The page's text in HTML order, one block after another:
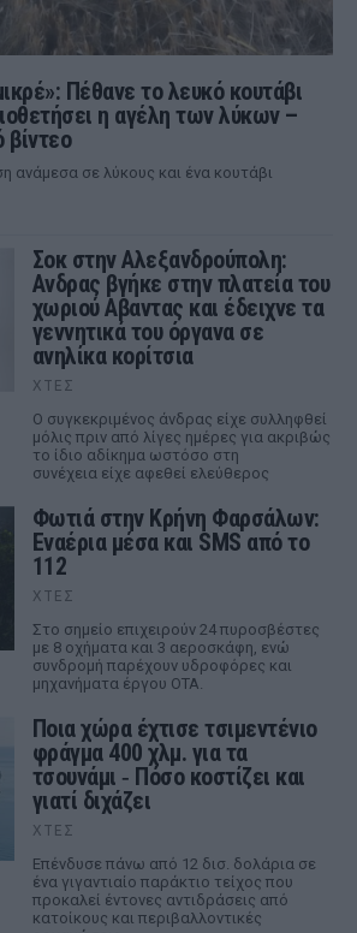
Πέθανε το λευκό κουτάβι
η αγέλη των λύκων –
βίντεο
ανάμεσα σε λύκους και ένα κουτάβι
Σοκ στην Αλεξανδρούπολη:
Ανδρας βγήκε στην πλατεία του
χωριού Αβαντας και έδειχνε τα
γεννητικά του όργανα σε
ανηλίκα κορίτσια
ΧΤΕΣ
Ο συγκεκριμένος άνδρας είχε συλληφθεί
μόλις πριν από λίγες ημέρες για ακριβώς
το ίδιο αδίκημα ωστόσο στη
συνέχεια είχε αφεθεί ελεύθερος
Φωτιά στην Κρήνη Φαρσάλων:
Εναέρια μέσα και SMS από το
112
ΧΤΕΣ
Στο σημείο επιχειρούν 24 πυροσβέστες
με 8 οχήματα και 3 αεροσκάφη, ενώ
συνδρομή παρέχουν υδροφόρες και
μηχανήματα έργου ΟΤΑ.
Ποια χώρα έχτισε τσιμεντένιο
φράγμα 400 χλμ. για τα
τσουνάμι ‑ Πόσο κοστίζει και
γιατί διχάζει
ΧΤΕΣ
Επένδυσε πάνω από 12 δισ. δολάρια σε
ένα γιγαντιαίο παράκτιο τείχος που
προκαλεί έντονες αντιδράσεις από
κατοίκους και περιβαλλοντικές